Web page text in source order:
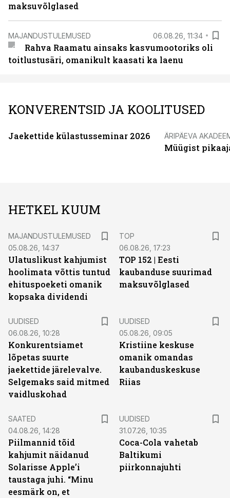
maksuvõlglased
MAJANDUSTULEMUSED 06.08.26, 11:34
Rahva Raamatu ainsaks kasvumootoriks oli
toitlustusäri, omanikult kaasati ka laenu
KONVERENTSID JA KOOLITUSED
Jaekettide külastusseminar 2026 ÄRIPÄEVA
Müügist
HETKEL KUUM
MAJANDUSTULEMUSED
05.08.26, 14:37
Ulatuslikust kahjumist
hoolimata võttis tuntud
ehituspoeketi omanik
kopsaka dividendi
TOP
06.08.26, 17:23
TOP 152 | Eesti
kaubanduse suurimad
maksuvõlglased
UUDISED
06.08.26, 10:28
Konkurentsiamet
lõpetas suurte
jaekettide järelevalve.
Selgemaks said mitmed
vaidluskohad
UUDISED
05.08.26, 09:05
Kristiine keskuse
omanik omandas
kaubanduskeskuse
Riias
SAATED
04.08.26, 14:28
Piilmannid tõid
kahjumit näidanud
Solarisse Apple’i
taustaga juhi. “Minu
eesmärk on, et
UUDISED
31.07.26, 10:35
Coca-Cola vahetab
Baltikumi
piirkonnajuhti